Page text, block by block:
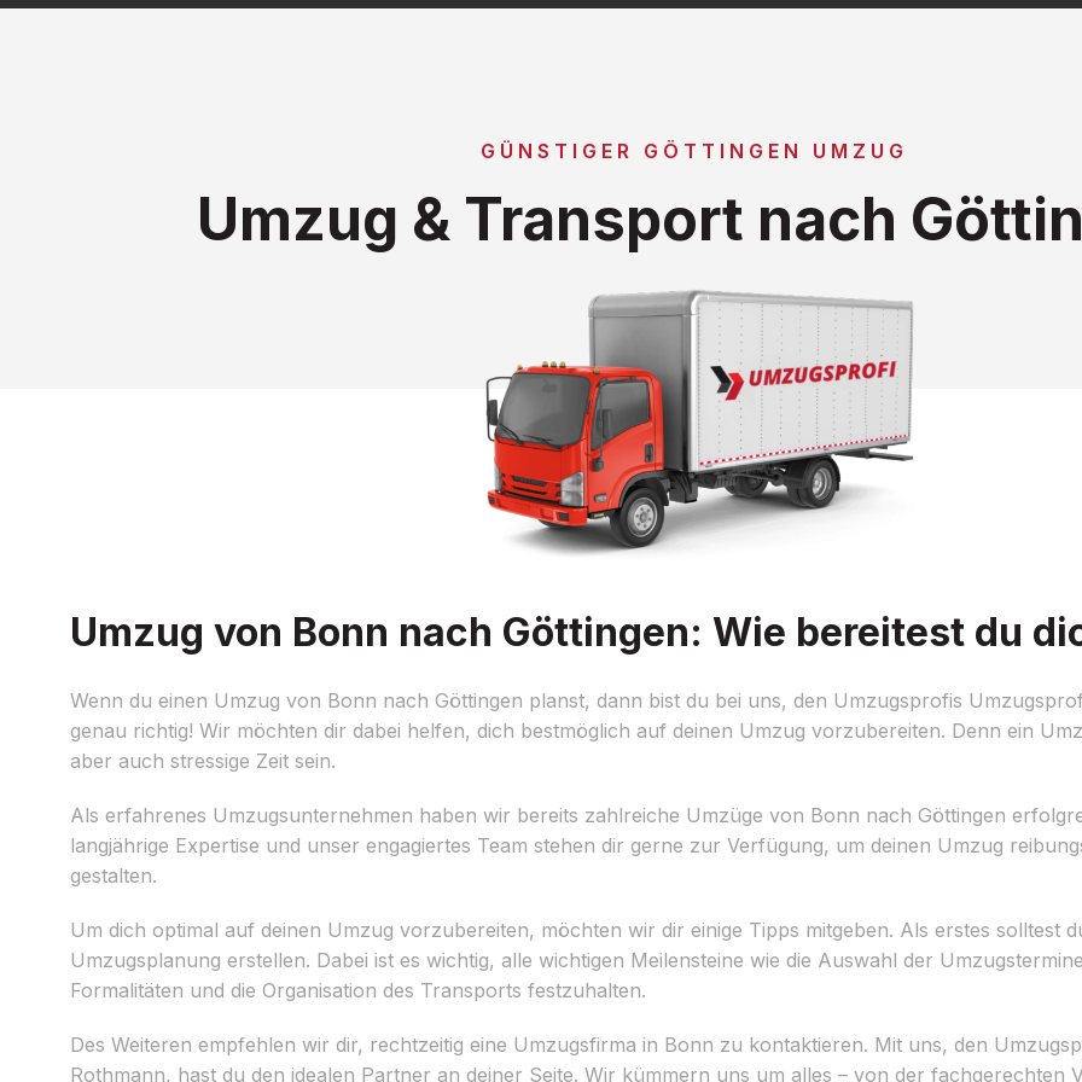
GÜNSTIGER GÖTTINGEN UMZUG
Umzug & Transport nach
Umzug von Bonn nach Göttingen: Wie bereitest du
Wenn du einen Umzug von Bonn nach Göttingen planst, dann bist du bei uns, den Umzugsprofis
genau richtig! Wir möchten dir dabei helfen, dich bestmöglich auf deinen Umzug vorzubereiten. Denn ein
aber auch stressige Zeit sein.
Als erfahrenes Umzugsunternehmen haben wir bereits zahlreiche Umzüge von Bonn nach Göttingen
langjährige Expertise und unser engagiertes Team stehen dir gerne zur Verfügung, um deinen Umzug
gestalten.
Um dich optimal auf deinen Umzug vorzubereiten, möchten wir dir einige Tipps mitgeben. Als erstes solltest
Umzugsplanung erstellen. Dabei ist es wichtig, alle wichtigen Meilensteine wie die Auswahl der
Formalitäten und die Organisation des Transports festzuhalten.
Des Weiteren empfehlen wir dir, rechtzeitig eine Umzugsfirma in Bonn zu kontaktieren. Mit uns, den
Rothmann, hast du den idealen Partner an deiner Seite. Wir kümmern uns um alles – von der fachgerechten